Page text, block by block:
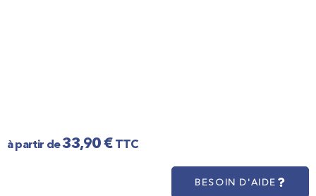
33,90€ TTC
BESOIN D'AIDE